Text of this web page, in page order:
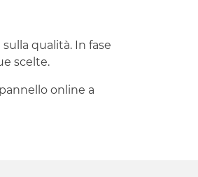
qualità. In fase
scelte.
online a